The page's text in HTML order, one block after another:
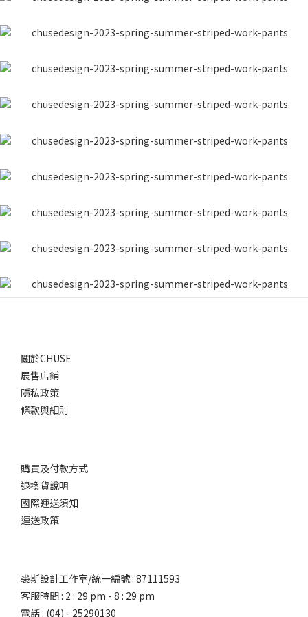
關於CHUSE
展售店鋪
隱私政策
條款與細則
購買及付款方式
退換貨說明
國際運送須知
運送政策
裘斯設計工作室/統一編號 : 87111593
客服時間 : 2 : 29 pm - 8 : 29 pm
電話 : (04) - 25290130